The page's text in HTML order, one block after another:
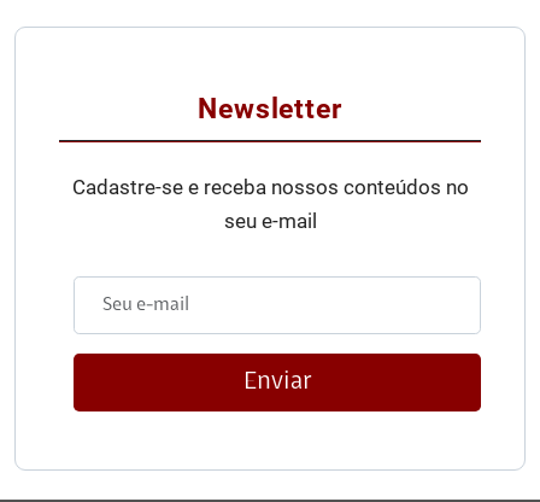
Newsletter
Cadastre-se e receba nossos conteúdos no
seu e-mail
Enviar